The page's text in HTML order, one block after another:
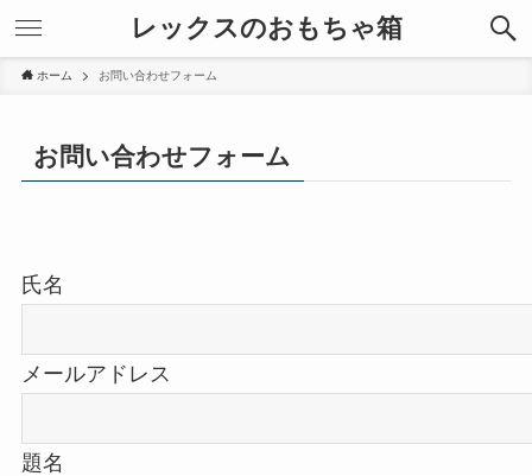
レックスのおもちゃ箱
ホーム お問い合わせフォーム
お問い合わせフォーム
氏名
メールアドレス
題名